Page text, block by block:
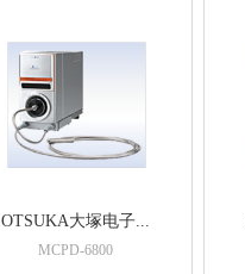
OTSUKA大塚电子...
MCPD-6800